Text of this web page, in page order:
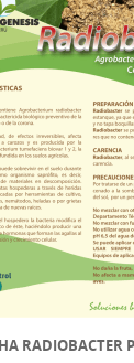
RADIOBACTER